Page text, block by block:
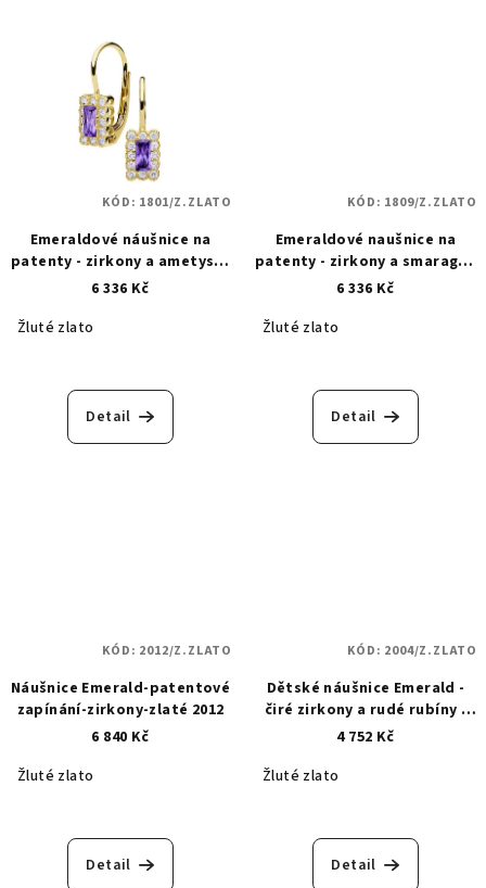
Emeraldové náušnice na
patenty - zirkony a ametysty
- zlaté 1801
6 336 Kč
Žluté zlato
Detail
KÓD: 1801/Z.ZLATO
Emeraldové naušnice na
patenty - zirkony a smaragdy
- zlaté 1809
6 336 Kč
Žluté zlato
Detail
KÓD: 1809/Z.ZLATO
Náušnice Emerald-patentové
zapínání-zirkony-zlaté 2012
6 840 Kč
Žluté zlato
Detail
KÓD: 2012/Z.ZLATO
Dětské náušnice Emerald -
čiré zirkony a rudé rubíny -
zlaté 2004
4 752 Kč
Žluté zlato
Detail
KÓD: 2004/Z.ZLATO